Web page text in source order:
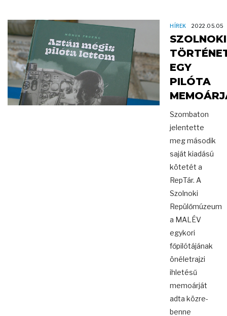
HÍREK 2022.05.05
SZOLNOKI
EGY
PILÓTA
Szombaton
jelentette
meg második
saját kiadású
kötetét a
RepTár. A
Szolnoki
Repülőmúzeum
a MALÉV
egykori
főpilótájának
önéletrajzi
ihletésű
memoárját
adta közre-
benne